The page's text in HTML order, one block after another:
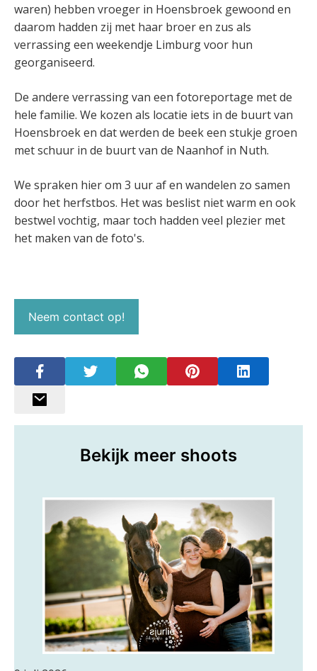
waren) hebben vroeger in Hoensbroek gewoond en
daarom hadden zij met haar broer en zus als
verrassing een weekendje Limburg voor hun
georganiseerd.
De andere verrassing van een fotoreportage met de
hele familie. We kozen als locatie iets in de buurt van
Hoensbroek en dat werden de beek een stukje groen
met schuur in de buurt van de Naanhof in Nuth.
We spraken hier om 3 uur af en wandelen zo samen
door het herfstbos. Het was beslist niet warm en ook
bestwel vochtig, maar toch hadden veel plezier met
het maken van de foto's.
Neem contact op!
Bekijk meer shoots